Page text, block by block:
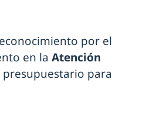
por el
en la Atención
para